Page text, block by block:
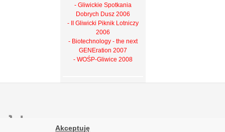
Akceptuję
- Gliwickie Spotkania
Dobrych Dusz 2006
- II Gliwicki Piknik Lotniczy
2006
- Biotechnology - the next
GENEration 2007
- WOŚP-Gliwice 2008